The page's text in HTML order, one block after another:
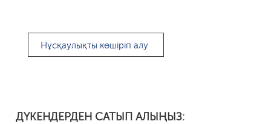
Нұсқаулықты көшіріп алу
ДҮКЕНДЕРДЕН САТЫП АЛЫҢЫЗ: